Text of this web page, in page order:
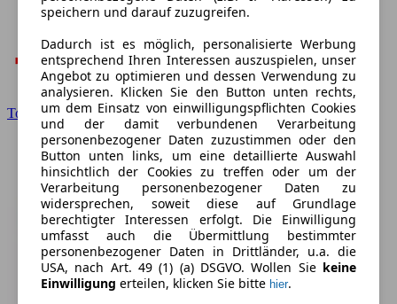
speichern und darauf zuzugreifen.
Dadurch ist es möglich, personalisierte Werbung
entsprechend Ihren Interessen auszuspielen, unser
Angebot zu optimieren und dessen Verwendung zu
analysieren. Klicken Sie den Button unten rechts,
um dem Einsatz von einwilligungspflichten Cookies
und der damit verbundenen Verarbeitung
personenbezogener Daten zuzustimmen oder den
Button unten links, um eine detaillierte Auswahl
hinsichtlich der Cookies zu treffen oder um der
Verarbeitung personenbezogener Daten zu
widersprechen, soweit diese auf Grundlage
berechtigter Interessen erfolgt. Die Einwilligung
umfasst auch die Übermittlung bestimmter
personenbezogener Daten in Drittländer, u.a. die
USA, nach Art. 49 (1) (a) DSGVO. Wollen Sie keine
Einwilligung erteilen, klicken Sie bitte hier.
Toyota